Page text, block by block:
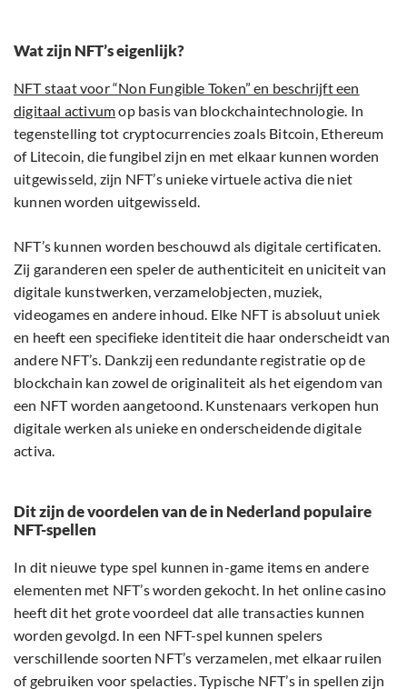
Wat zijn NFT’s eigenlijk?
NFT staat voor “Non Fungible Token” en beschrijft een
digitaal activumop basis van blockchaintechnologie. In
tegenstelling tot cryptocurrencies zoals Bitcoin, Ethereum
of Litecoin, die fungibel zijn en met elkaar kunnen worden
uitgewisseld, zijn NFT’s unieke virtuele activa die niet
kunnen worden uitgewisseld.
NFT’s kunnen worden beschouwd als digitale certificaten.
Zij garanderen een speler de authenticiteit en uniciteit van
digitale kunstwerken, verzamelobjecten, muziek,
videogames en andere inhoud. Elke NFT is absoluut uniek
en heeft een specifieke identiteit die haar onderscheidt van
andere NFT’s. Dankzij een redundante registratie op de
blockchain kan zowel de originaliteit als het eigendom van
een NFT worden aangetoond. Kunstenaars verkopen hun
digitale werken als unieke en onderscheidende digitale
activa.
Dit zijn de voordelen van de in Nederland populaire
NFT-spellen
In dit nieuwe type spel kunnen in-game items en andere
elementen met NFT’s worden gekocht. In het online casino
heeft dit het grote voordeel dat alle transacties kunnen
worden gevolgd. In een NFT-spel kunnen spelers
verschillende soorten NFT’s verzamelen, met elkaar ruilen
of gebruiken voor spelacties. Typische NFT’s in spellen zijn